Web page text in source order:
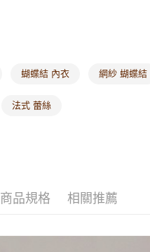
蝴蝶結 內衣 網紗 蝴蝶結
法式 蕾絲
商品規格 相關推薦